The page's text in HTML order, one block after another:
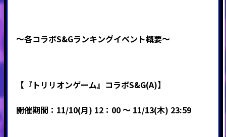
～各コラボS&Gランキングイベント概要～
【『トリリオンゲーム』コラボS&G(A)】
開催期間：11/10(月) 12：00 ～ 11/13(木) 23:59